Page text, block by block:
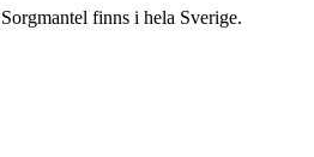
finns i hela Sverige.